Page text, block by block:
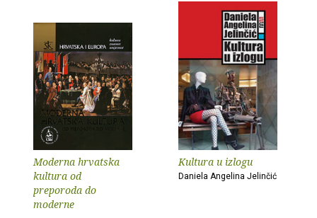
Moderna hrvatska
kultura od
preporoda do
moderne
Kultura u izlogu
Daniela Angelina Jelinčić